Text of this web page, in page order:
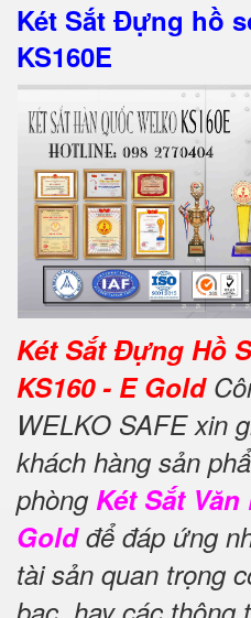
Két Sắt Đựng hồ
KS160E
Két Sắt Đựng Hồ
KS160 - E Gold
WELKO SAFE xin
khách hàng sản
phòng Két Sắt
Goldđể đáp ứng
tài sản quan trọng